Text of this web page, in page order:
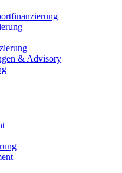
& Advisory